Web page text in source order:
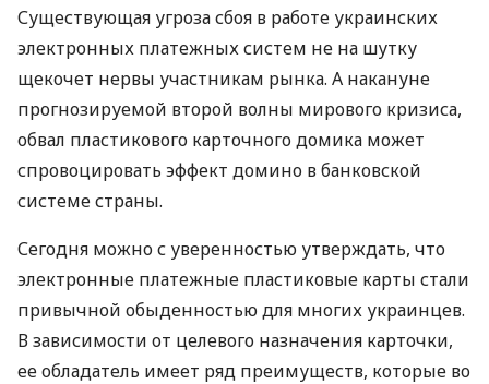
Существующая угроза сбоя в работе украинских
электронных платежных систем не на шутку
щекочет нервы участникам рынка. А накануне
прогнозируемой второй волны мирового кризиса,
обвал пластикового карточного домика может
спровоцировать эффект домино в банковской
системе страны.
Сегодня можно с уверенностью утверждать, что
электронные платежные пластиковые карты стали
привычной обыденностью для многих украинцев.
В зависимости от целевого назначения карточки,
ее обладатель имеет ряд преимуществ, которые во